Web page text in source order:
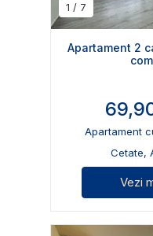
1 / 7
Apartament 2
Apartament
Cetate,
Vezi